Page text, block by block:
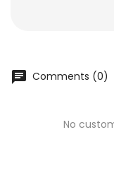
chat Comments (0)
No